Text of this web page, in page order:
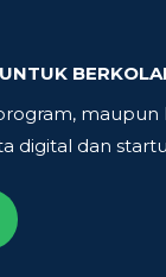
digital dan